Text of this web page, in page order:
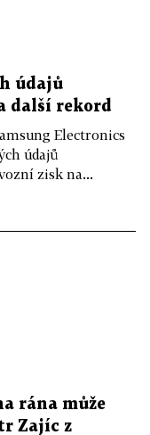
údajů
další rekord
Electronics
údajů
zisk na...
rána může
Zajíc z